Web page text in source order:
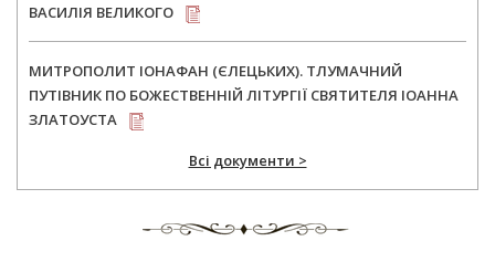
ВАСИЛІЯ ВЕЛИКОГО
МИТРОПОЛИТ ІОНАФАН (ЄЛЕЦЬКИХ). ТЛУМАЧНИЙ
ПУТІВНИК ПО БОЖЕСТВЕННІЙ ЛІТУРГІЇ СВЯТИТЕЛЯ ІОАННА
ЗЛАТОУСТА
Всі документи >